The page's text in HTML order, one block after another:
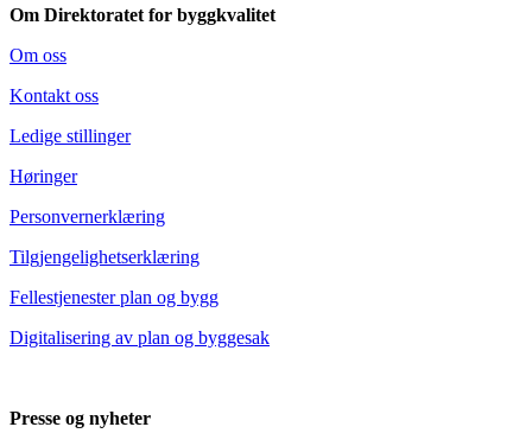
Om Direktoratet for byggkvalitet
Om oss
Kontakt oss
Ledige stillinger
Høringer
Personvernerklæring
Tilgjengelighetserklæring
Fellestjenester plan og bygg
Digitalisering av plan og byggesak
Presse og nyheter